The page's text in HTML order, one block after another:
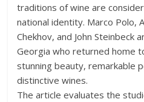
traditions of wine are
national identity. Marco Polo,
Chekhov, and John
Georgia who returned home
stunning beauty, remarkable
distinctive wines.
The article evaluates the